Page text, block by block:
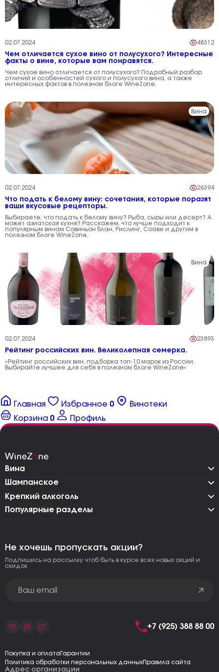
02.07.2024 48312
Чем отличается сухое вино от полусухого? Интересные
факты о вине, которые вам понравятся.
Чем сухое вино отличается от полусухого? Подробный разбор
отличий и особенностей сухого и полусухого вина, а также
интересных фактов в полезном блоге WineZone.
Вина
02.07.2024 26394
Что подать к белому вину: сочетания, которые поразят
ваши вкусовые рецепторы.
Выбираете, что подать к белому вину? Рыба, сыры или десерт? А
может азиатская кухня? Расскажем, что лучше подходит к
популярным винам Совиньон Блан, Рислинг, Соаве и другим в
полезном блоге WineZone.
Вина
02.07.2024 23893
Рейтинг российских вин. Великолепная семерка.
«Рейтинг российских вин, подборка топ-10 марок из России.
Выбирайте лучшее для себя в полезном блоге WineZone»
Главная Избранное 0
Винотеки
Корзина 0 Профиль
Вина
Шампанское
Крепкий алкоголь
Популярные разделы
Адрес организации
Не хочешь пропускать акции?
Подпишись на рассылку чтоб быть в курсе всех новых акций и
скидок
+7 (925) 388 88 00
Покупка и оплата Гарантии
Политика обработки персональных данныхПравила сайта